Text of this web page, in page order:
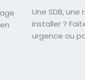
Une SDB,
installer ?
urgence ou